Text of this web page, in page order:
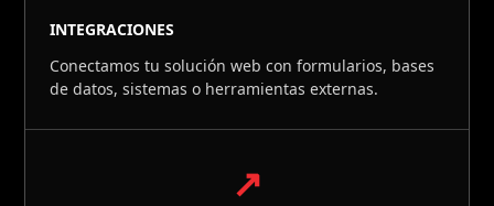
INTEGRACIONES
Conectamos tu solución web con formularios, bases
de datos, sistemas o herramientas externas.
↗